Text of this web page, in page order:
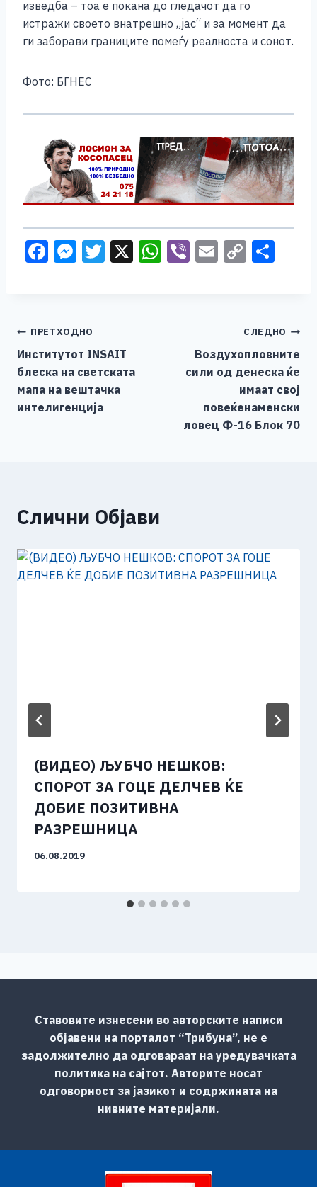
изведба – тоа е покана до гледачот да го
истражи своето внатрешно „јас“ и за момент да
ги заборави границите помеѓу реалноста и сонот.
Фото: БГНЕС
F
b
o
o
k
M
n
g
er
T X W Vi E C
Li
n
k
Навигација
на
напис
ПРЕТХОДНО
Институтот INSAIT
блеска на светската
мапа на вештачка
интелигенција
СЛЕДНО
Воздухопловните
сили од денеска ќе
имаат свој
повеќенаменски
ловец Ф-16 Блок 70
Слични Објави
(ВИДЕО) ЉУБЧО НЕШКОВ:
СПОРОТ ЗА ГОЦЕ ДЕЛЧЕВ ЌЕ
ДОБИЕ ПОЗИТИВНА
РАЗРЕШНИЦА
06.08.2019
Ставовите изнесени во авторските написи
објавени на порталот “Трибуна”, не е
задолжително да одговараат на уредувачката
политика на сајтот. Авторите носат
одговорност за јазикот и содржината на
нивните материјали.